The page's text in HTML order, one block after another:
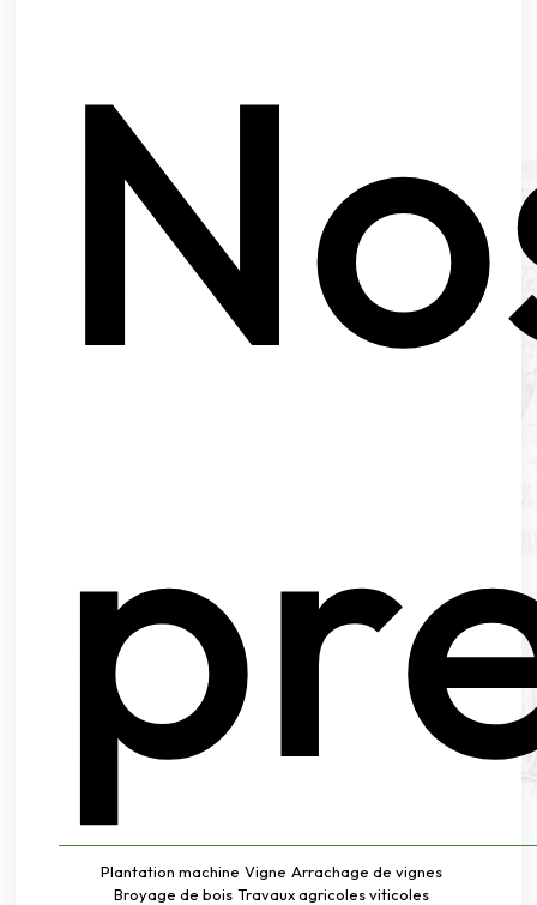
Plantation machine Vigne Arrachage de vignes
Broyage de bois Travaux agricoles viticoles